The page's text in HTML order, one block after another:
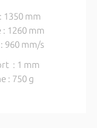
mm
1260 mm
960 mm/s
: 1 mm
: 750 g